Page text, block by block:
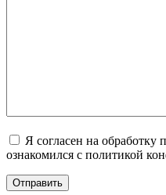
Я согласен на
ознакомился с политикой